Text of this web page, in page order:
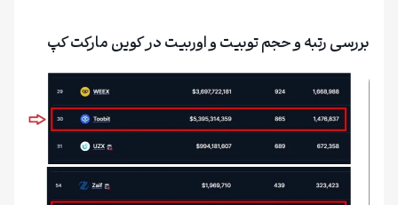
بررسی رتبه و حجم توبیت و اوربیت در کوین مارکت کپ